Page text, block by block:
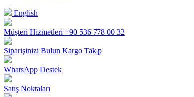
English
Müşteri Hizmetleri +90 536 778 00 32
Siparişinizi Bulun Kargo Takip
WhatsApp Destek
Satış Noktaları